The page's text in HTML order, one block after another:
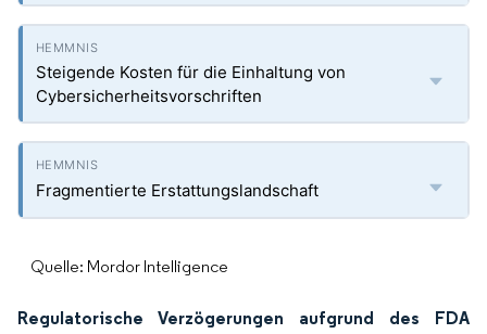
Steigende Kosten für die Einhaltung von
Cybersicherheitsvorschriften
Fragmentierte Erstattungslandschaft
Quelle: Mordor Intelligence
Regulatorische Verzögerungen aufgrund des FDA